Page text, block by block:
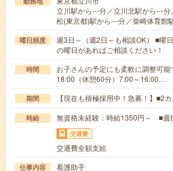
立川駅から---分／立川北駅から---
松(東京都)駅から---分／柴崎体育館
曜日頻度
週3日～（週2日～も相談OK） ■曜
の曜日があればご相談ください！
時間
お子さんの予定にも柔軟に調整可
18:00（休憩60分）7:00～16:00…
期間 【現在も積極採用中！急募！】■2カ
時給 無資格未経験：時給1350円～ ■週
交通費
交通費全額支給
仕事内容 看護助手